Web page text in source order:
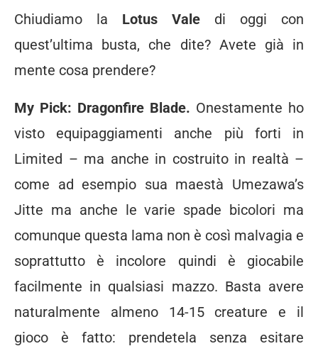
Chiudiamo la Lotus Vale di oggi con
quest’ultima busta, che dite? Avete già in
mente cosa prendere?
My Pick: Dragonfire Blade. Onestamente ho
visto equipaggiamenti anche più forti in
Limited – ma anche in costruito in realtà –
come ad esempio sua maestà Umezawa’s
Jitte ma anche le varie spade bicolori ma
comunque questa lama non è così malvagia e
soprattutto è incolore quindi è giocabile
facilmente in qualsiasi mazzo. Basta avere
naturalmente almeno 14-15 creature e il
gioco è fatto: prendetela senza esitare